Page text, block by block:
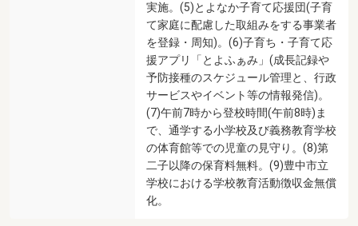
実施。(5)とよなか子育て応援団(子育
て家庭に配慮した取組みをする事業者
を登録・周知)。(6)子育ち・子育て応
援アプリ「とよふぁみ」(成長記録や
予防接種のスケジュール管理と、行政
サービスやイベント等の情報発信)。
(7)午前7時から登校時間(午前8時)ま
で、通学する小学校及び義務教育学校
の体育館等での児童の見守り。(8)第
二子以降の保育料無料。(9)豊中市立
学校における学校教育活動徴収金無償
化。